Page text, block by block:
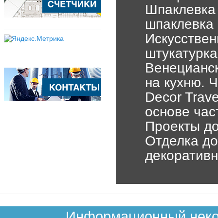
шпаклевка
на кухню.
Decor
основе
Проекты
Отделка